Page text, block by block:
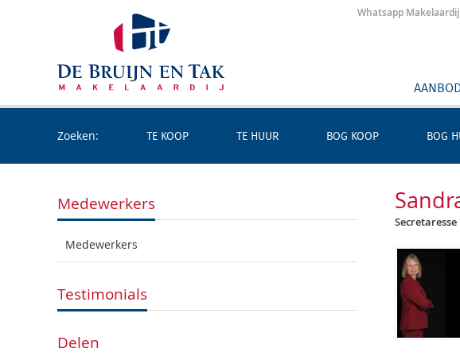
Whatsapp Makelaardij
Zoeken: TE KOOP TE HUUR BOG KOOP BOG
Secretaresse
Medewerkers
Medewerkers
Testimonials
Delen